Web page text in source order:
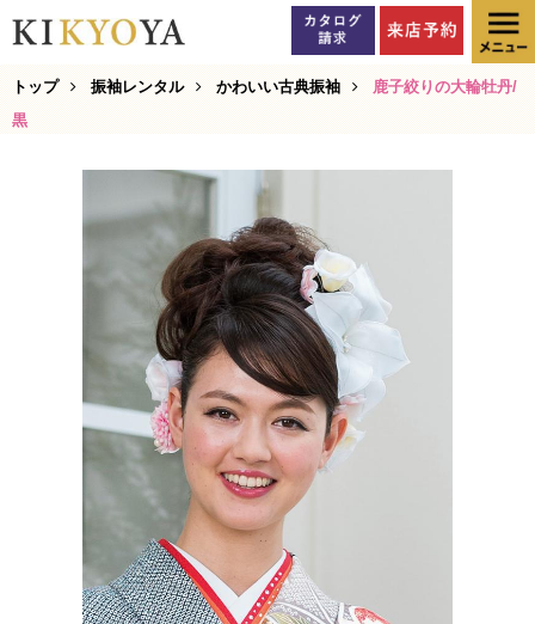
トップ 振袖レンタル かわいい古典振袖
鹿子絞りの大輪牡丹/
黒